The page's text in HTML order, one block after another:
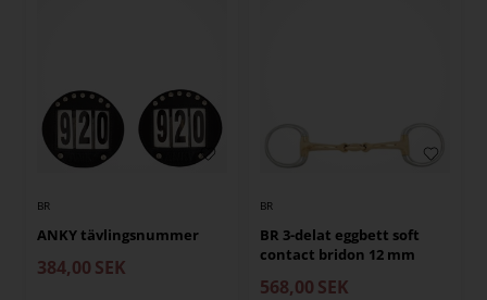
BR
ANKY tävlingsnummer
384,00 SEK
BR
BR 3-delat eggbett soft
contact bridon 12 mm
568,00 SEK